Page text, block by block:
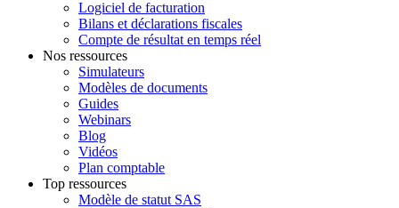
Logiciel de facturation
Bilans et déclarations fiscales
Compte de résultat en temps réel
Nos ressources
Simulateurs
Modèles de documents
Guides
Webinars
Blog
Vidéos
Plan comptable
Top ressources
Modèle de statut SAS